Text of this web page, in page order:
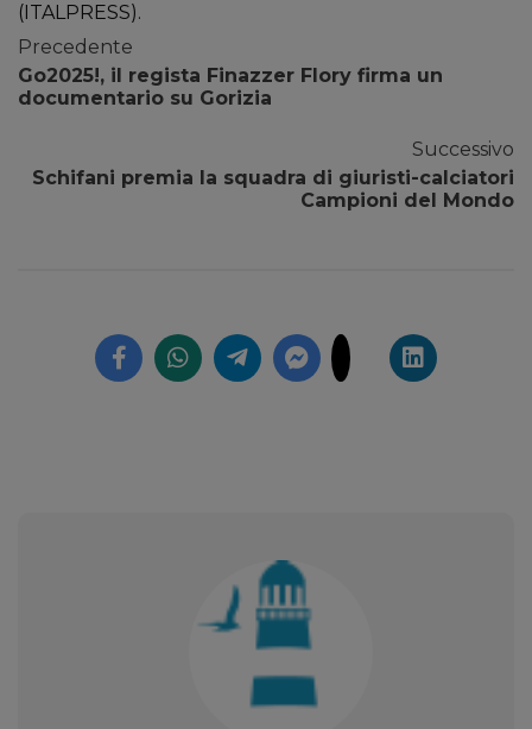
(ITALPRESS).
Precedente
Go2025!, il regista Finazzer Flory firma un
documentario su Gorizia
Successivo
Schifani premia la squadra di giuristi-calciatori
Campioni del Mondo